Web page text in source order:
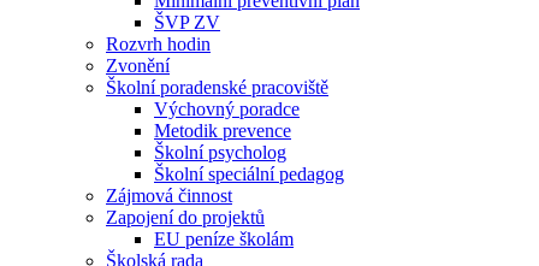
ŠVP ZV
Rozvrh hodin
Zvonění
Školní poradenské pracoviště
Výchovný poradce
Metodik prevence
Školní psycholog
Školní speciální pedagog
Zájmová činnost
Zapojení do projektů
EU peníze školám
Školská rada